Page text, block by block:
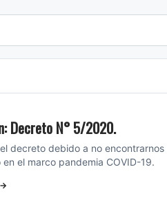
Decreto N° 5/2020.
decreto debido a no
en el marco pandemia COVID-19.